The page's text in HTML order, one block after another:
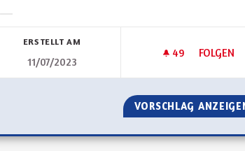
ERSTELLT AM
11/07/2023
49 49
FOLGEN
VORSCHLAG